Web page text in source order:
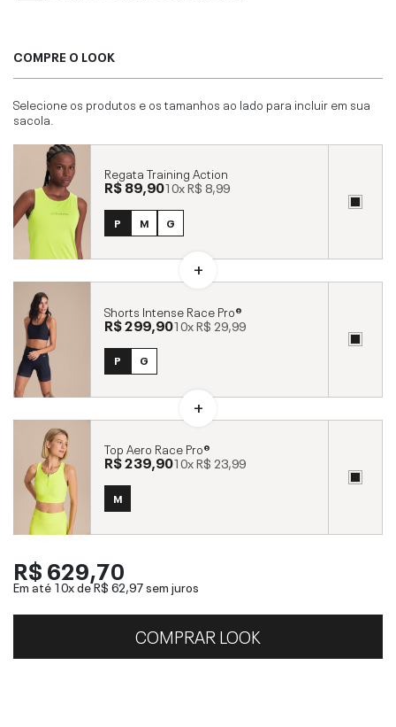
COMPRE O LOOK
Selecione os produtos e os tamanhos ao lado para incluir em sua
sacola.
Regata Training Action
R$ 89,9010xR$ 8,99
P M G
Shorts Intense Race Pro®
R$ 299,9010xR$ 29,99
P G
Top Aero Race Pro®
R$ 239,9010xR$ 23,99
M
R$ 629,70
Em até 10x deR$ 62,97sem juros
COMPRAR LOOK